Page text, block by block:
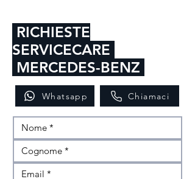
RICHIESTE
SERVICECARE
MERCEDES-BENZ
Whatsapp Chiamaci